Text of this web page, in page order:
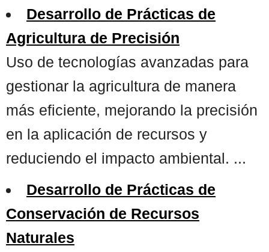
Desarrollo de Prácticas de
Agricultura de Precisión
Uso de tecnologías avanzadas para
gestionar la agricultura de manera
más eficiente, mejorando la precisión
en la aplicación de recursos y
reduciendo el impacto ambiental. ...
Desarrollo de Prácticas de
Conservación de Recursos
Naturales